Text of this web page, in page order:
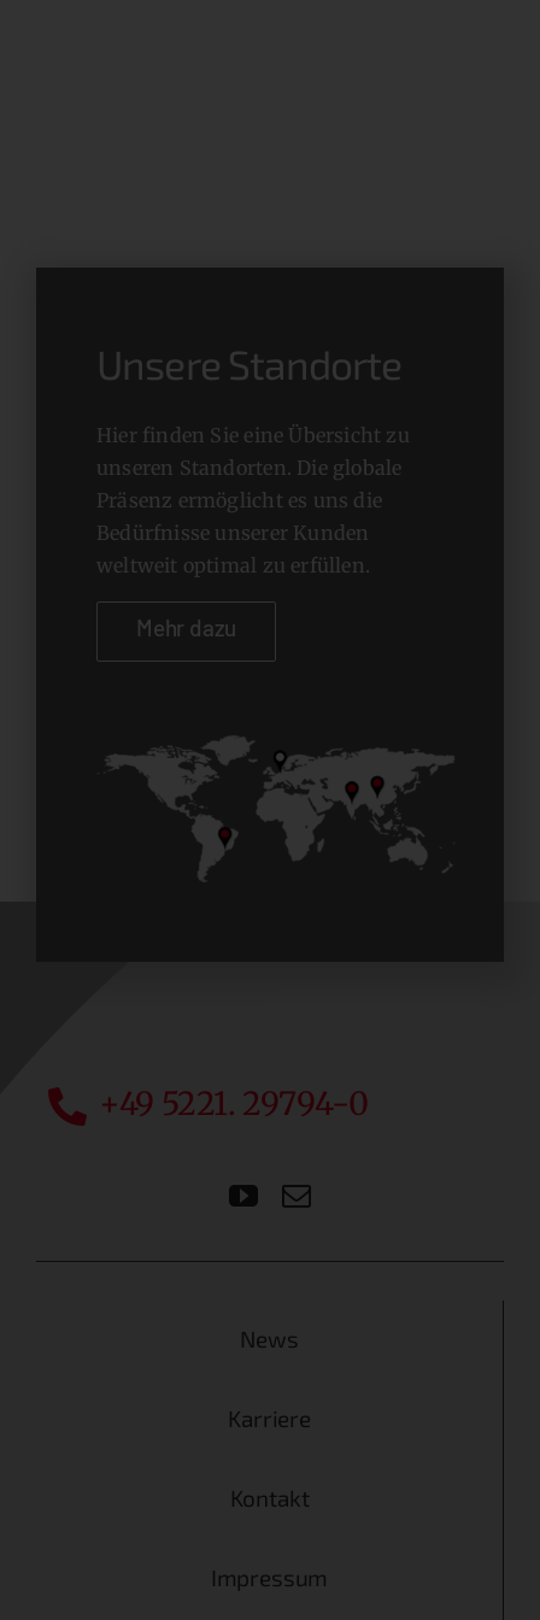
Unsere Standorte
Hier finden Sie eine Übersicht zu
unseren Standorten. Die globale
Präsenz ermöglicht es uns die
Bedürfnisse unserer Kunden
weltweit optimal zu erfüllen.
Mehr dazu
+49 5221. 29794-0
News
Karriere
Kontakt
Impressum